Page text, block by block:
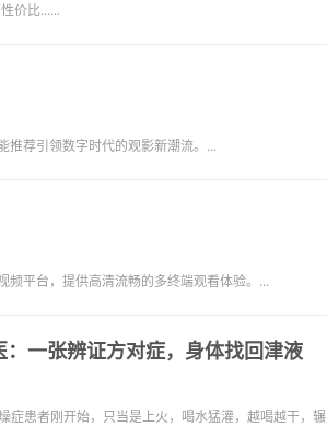
价比......
推荐引领数字时代的观影新潮流。...
平台，提供高清流畅的多终端观看体验。...
一张辨证方对症，身体找回津液
患者刚开始，只当是上火，喝水猛灌，越喝越干，辗